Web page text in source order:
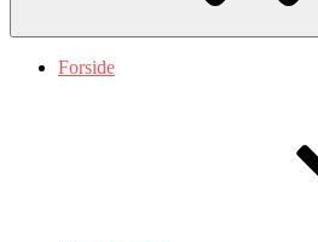
Forside